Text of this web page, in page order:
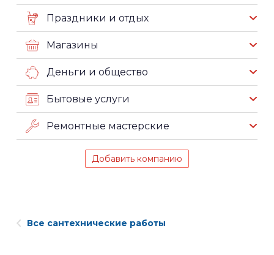
Праздники и отдых
Магазины
Деньги и общество
Бытовые услуги
Ремонтные мастерские
Добавить компанию
Все сантехнические работы